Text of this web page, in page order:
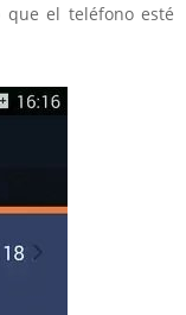
el teléfono esté